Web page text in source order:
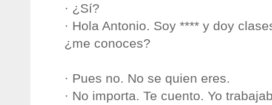
· ¿Sí?
· Hola Antonio. Soy **** y doy
¿me conoces?
· Pues no. No se quien eres.
· No importa. Te cuento. Yo